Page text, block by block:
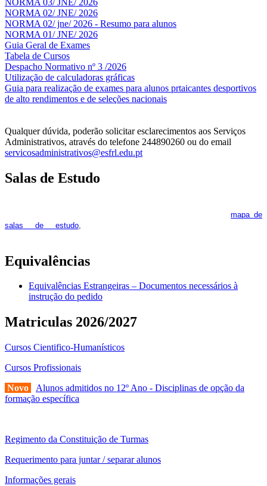
NORMA 02/ JNE/ 2026
NORMA 02/ jne/ 2026 - Resumo para alunos
NORMA 01/ JNE/ 2026
Guia Geral de Exames
Tabela de Cursos
Despacho Normativo nº 3 /2026
Utilização de calculadoras gráficas
Guia para realização de exames para alunos prtaicantes desportivos
de alto rendimentos e de seleções nacionais
Qualquer dúvida, poderão solicitar esclarecimentos aos Serviços
Administrativos, através do telefone 244890260 ou do email
servicosadministrativos@esfrl.edu.pt
Salas de Estudo
mapa de
salas de estudo,
Equivalências
Equivalências Estrangeiras – Documentos necessários à
instrução do pedido
Matriculas 2026/2027
Cursos Cientifico-Humanísticos
Cursos Profissionais
Novo
Alunos admitidos no 12º Ano - Disciplinas de opção da
formação específica
Regimento da Constituição de Turmas
Requerimento para juntar / separar alunos
Informações gerais